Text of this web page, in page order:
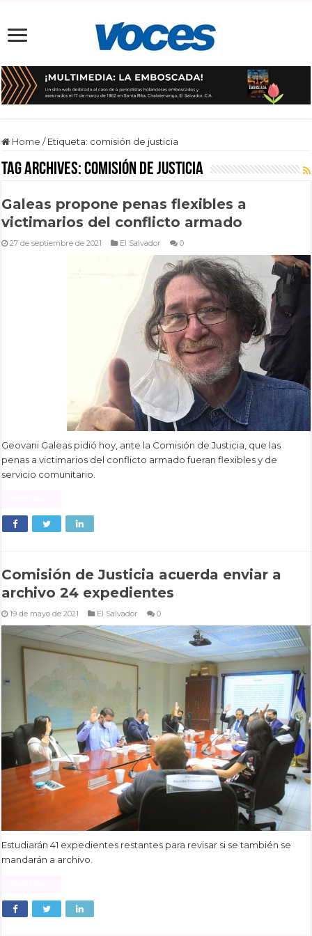
Home / Etiqueta: comisión de justicia
Tag Archives:comisión de justicia
Galeas propone penas flexibles a
victimarios del conflicto armado
27 de septiembre de 2021 El Salvador 0
Geovani Galeas pidió hoy, ante la Comisión de Justicia, que las
penas a victimarios del conflicto armado fueran flexibles y de
servicio comunitario.
Comisión de Justicia acuerda enviar a
archivo 24 expedientes
19 de mayo de 2021 El Salvador 0
Estudiarán 41 expedientes restantes para revisar si se también se
mandarán a archivo.